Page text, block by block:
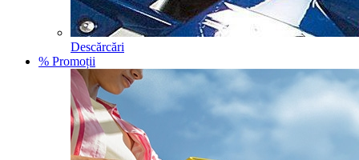
Descărcări
% Promoții